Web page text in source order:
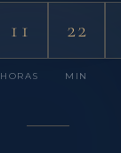
11
HORAS
22
MIN